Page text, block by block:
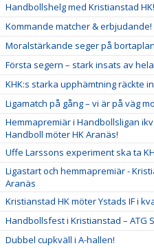
Handbollshelg med Kristianstad HK!
Kommande matcher & erbjudande!
Moralstärkande seger på
Första segern – stark insats av
KHK:s starka upphämtning räckte
Ligamatch på gång – vi är på väg
Hemmapremiär i Handbollsligan
Handboll möter HK Aranäs!
Uffe Larssons experiment ska ta
Ligastart och hemmapremiär -
Aranäs
Kristianstad HK möter Ystads IF i
Handbollsfest i Kristianstad – ATG
Dubbel cupkväll i A-hallen!